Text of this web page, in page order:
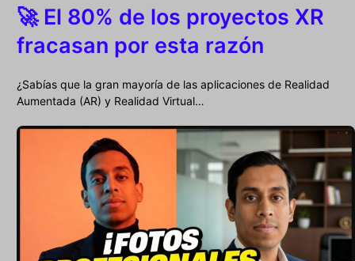
🚀 El 80% de los proyectos XR
fracasan por esta razón
¿Sabías que la gran mayoría de las aplicaciones de Realidad
Aumentada (AR) y Realidad Virtual…